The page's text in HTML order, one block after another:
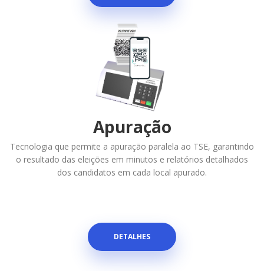
Apuração
Tecnologia que permite a apuração paralela ao TSE, garantindo
o resultado das eleições em minutos e relatórios detalhados
dos candidatos em cada local apurado.
DETALHES